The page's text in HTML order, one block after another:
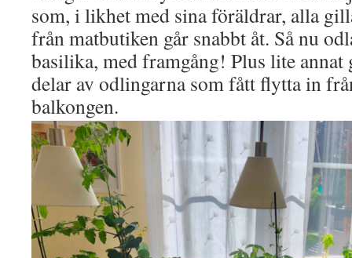
som, i likhet med sina föräldrar, alla
från matbutiken går snabbt åt. Så nu
basilika, med framgång! Plus lite
delar av odlingarna som fått flytta in
balkongen.